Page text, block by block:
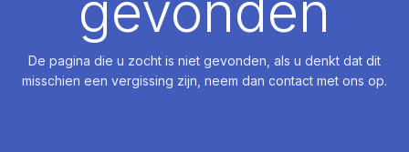
De pagina die u zocht is niet gevonden, als u denkt dat dit
misschien een vergissing zijn, neem dan contact met ons op.